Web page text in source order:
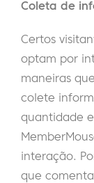
Coleta de
Certos
optam por
maneiras
colete
quantidade
interação.
que